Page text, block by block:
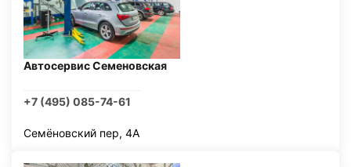
Автосервис Семеновская
+7 (495) 085-74-61
Семёновский пер, 4А